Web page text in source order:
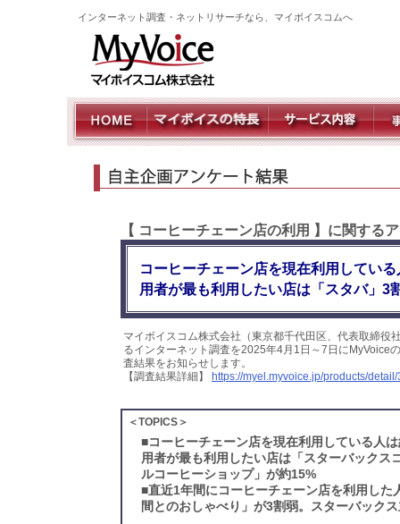
インターネット調査・ネットリサーチなら、マイボイスコムへ
【 コーヒーチェーン店の利用 】に関する
コーヒーチェーン店を現在利用してい
用者が最も利用したい店は「スタバ」3
マイボイスコム株式会社（東京都千代田区、代表取締
るインターネット調査を2025年4月1日～7日にMyVoice
査結果をお知らせします。
【調査結果詳細】
https://myel.myvoice.jp/products/
＜TOPICS＞
■コーヒーチェーン店を現在利用している人
用者が最も利用したい店は「スターバックス
ルコーヒーショップ」が約15%
■直近1年間にコーヒーチェーン店を利用し
間とのおしゃべり」が3割弱。スターバック